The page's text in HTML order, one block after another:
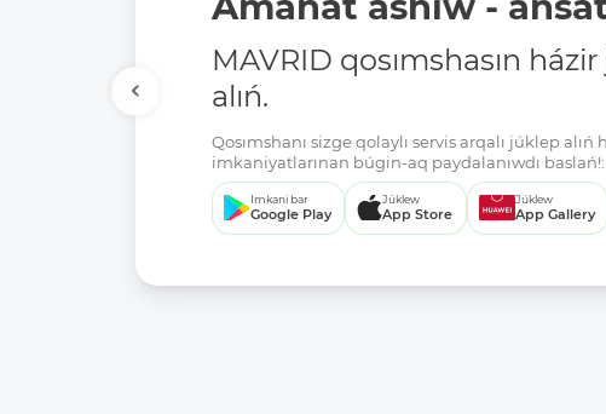
MAVRID qosımshasın
alıń.
Qosımshanı sizge qolaylı servis arqalı júklep alıń
imkaniyatlarınan búgin-aq paydalanıwdı baslań!:
Imkani bar
Google Play
Júklew
App Store
Júklew
App Gallery